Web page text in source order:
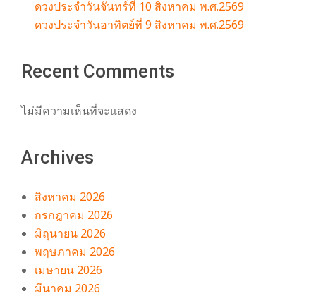
ดวงประจำวันจันทร์ที่ 10 สิงหาคม พ.ศ.2569
ดวงประจำวันอาทิตย์ที่ 9 สิงหาคม พ.ศ.2569
Recent Comments
ไม่มีความเห็นที่จะแสดง
Archives
สิงหาคม 2026
กรกฎาคม 2026
มิถุนายน 2026
พฤษภาคม 2026
เมษายน 2026
มีนาคม 2026